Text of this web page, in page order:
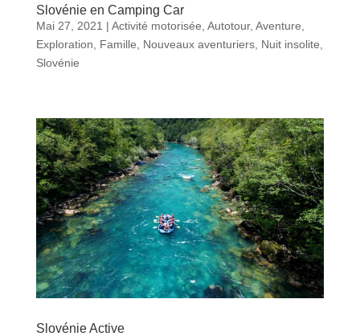
Slovénie en Camping Car
Mai 27, 2021 | Activité motorisée Autotour, Aventure
Exploration
Famille Nouveaux aventuriers, Nuit insolite
Slovénie
Slovénie Active